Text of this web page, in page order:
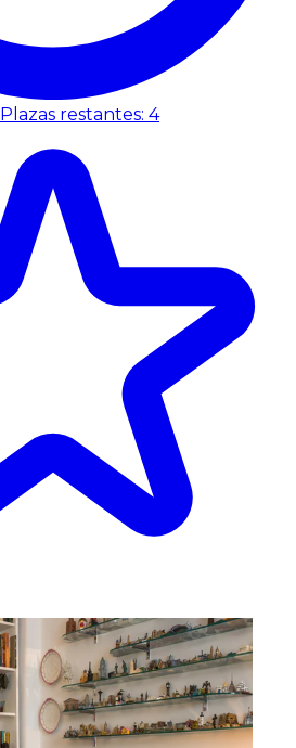
Plazas restantes: 4